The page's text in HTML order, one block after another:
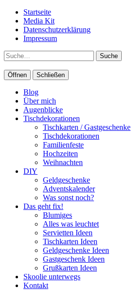
Startseite
Media Kit
Datenschutzerklärung
Impressum
Suche
Öffnen Schließen
Blog
Über mich
Augenblicke
Tischdekorationen
Tischkarten / Gastgeschenke
Tischdekorationen
Familienfeste
Hochzeiten
Weihnachten
DIY
Geldgeschenke
Adventskalender
Was sonst noch?
Das geht fix!
Blumiges
Alles was leuchtet
Servietten Ideen
Tischkarten Ideen
Geldgeschenke Ideen
Gastgeschenk Ideen
Grußkarten Ideen
Skoolie unterwegs
Kontakt